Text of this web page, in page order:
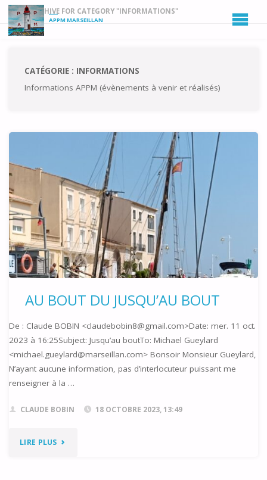
APPM MARSEILLAN
HOMEARCHIVE FOR CATEGORY "INFORMATIONS"
CATÉGORIE : INFORMATIONS
Informations APPM (évènements à venir et réalisés)
AU BOUT DU JUSQU’AU BOUT
De : Claude BOBIN <claudebobin8@gmail.com>Date: mer. 11 oct.
2023 à 16:25Subject: Jusqu’au boutTo: Michael Gueylard
<michael.gueylard@marseillan.com> Bonsoir Monsieur Gueylard,
N’ayant aucune information, pas d’interlocuteur puissant me
renseigner à la …
CLAUDE BOBIN 18 OCTOBRE 2023, 13:49
LIRE PLUS"AU